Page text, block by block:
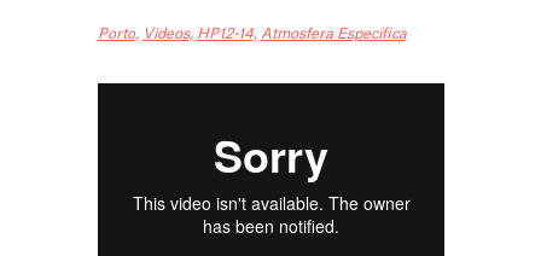
Porto, Videos, HP12-14, Atmosfera Específica